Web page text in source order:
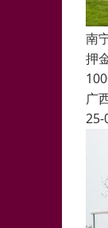
南
押
广
25-